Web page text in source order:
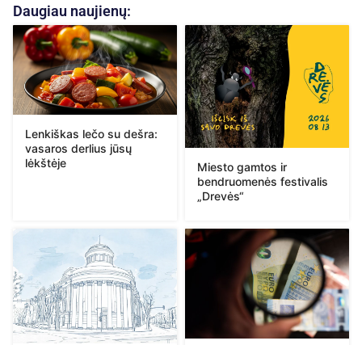
Daugiau naujienų:
Lenkiškas lečo su dešra:
vasaros derlius jūsų
lėkštėje
Miesto gamtos ir
bendruomenės festivalis
„Drevės“